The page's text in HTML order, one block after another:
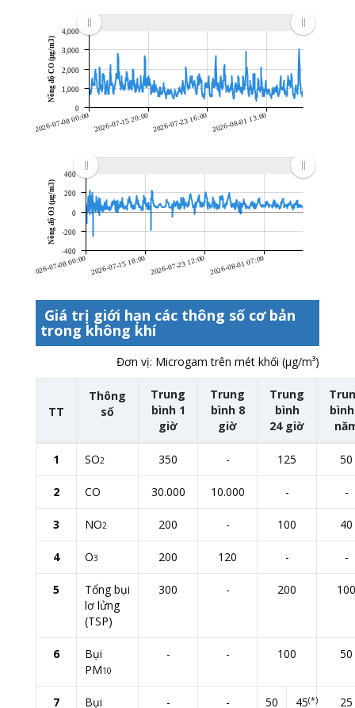
2026-07-08 00:00 2026-07-15 20:00 2026-07-23 16:00 2026-08-01 13:00
0
1,000
2,000
3,000
4,000
Nồng độ CO (µg/m3)
2026-07-08 00:00 2026-07-15 18:00 2026-07-23 12:00 2026-08-01 07:00
-400
-200
0
200
400
Nồng độ O3 (µg/m3)
Giá trị giới hạn các thông số cơ bản
trong không khí
Đơn vị: Microgam trên mét khối (μg/m³)
TT
Thông
số
Trung
bình 1
giờ
Trung
bình 8
giờ
Trung
bình
24 giờ
1 SO2 350 - 125 50
2 CO 30.000 10.000 - -
3 NO2 200 - 100 40
4 O3 200 120 - -
5
Tổng bụi
lơ lửng
(TSP)
300 - 200 100
6
Bụi
PM10
- - 100 50
7 Bụi - - 50 45(*) 25